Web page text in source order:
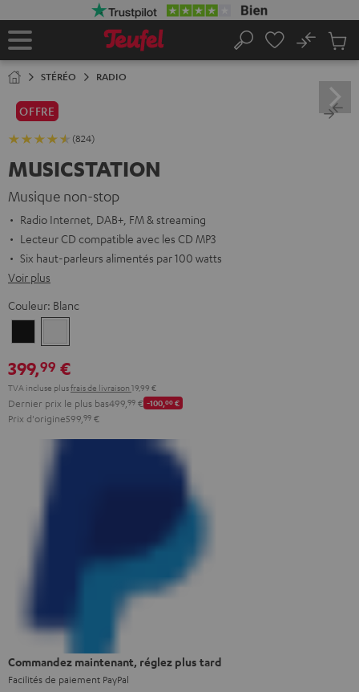
Page
Rechercher
No
panier
STÉRÉO RADIO
OFFRE
(824)
MUSICSTATION
Musique non-stop
Radio Internet, DAB+, FM & streaming
Lecteur CD compatible avec les CD MP3
Six haut-parleurs alimentés par 100 watts
Voir plus
Couleur: Blanc
399,99 €
TVA incluse plusfrais de livraison 19,99 €
Dernier prix le plus bas499, 99 € -100,00€
Prix d'origine599, 99 €
Commandez maintenant, réglez plus tard
Facilités de paiement PayPal